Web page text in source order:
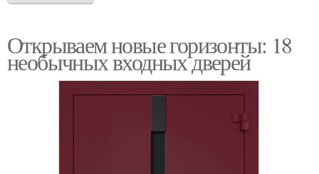
Открываем новые горизонты: 18
необычных входных дверей